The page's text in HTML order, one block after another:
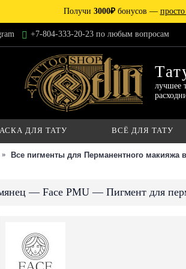
Получи 3000₽бонусов — просто
+7-804-333-20-23 по любым вопросам
лучшее
ДЛЯ ТАТУ ВСЁ ДЛЯ ТАТУ
Все пигменты для Перманентного макияжа
— Face PMU — Пигмент для